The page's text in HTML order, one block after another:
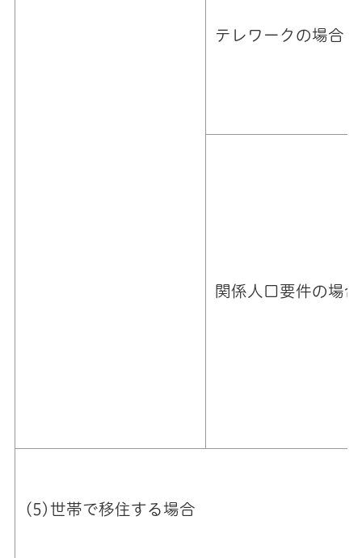
テレワークの場合
関係人口要件の場合
(5)世帯で移住する場合